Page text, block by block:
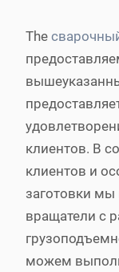
The
клиентов. В
клиентов и
заготовки
вращатели с
можем